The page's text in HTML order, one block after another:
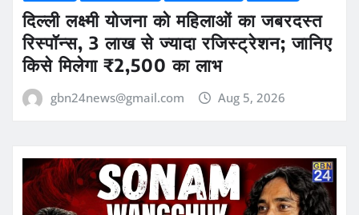
दिल्ली लक्ष्मी योजना को महिलाओं का जबरदस्त
रिस्पॉन्स, 3 लाख से ज्यादा रजिस्ट्रेशन; जानिए
किसे मिलेगा ₹2,500 का लाभ
gbn24news@gmail.com Aug 5, 2026